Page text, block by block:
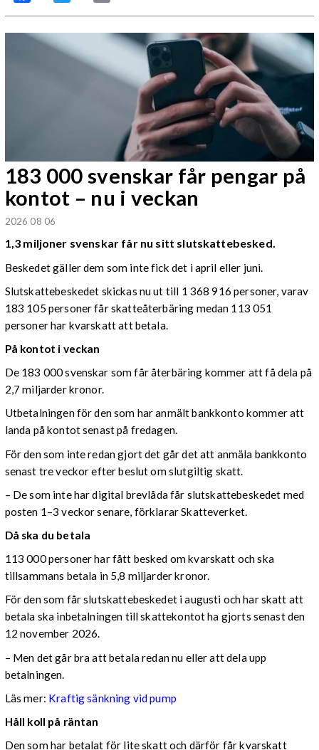
183 000 svenskar får pengar på
kontot – nu i veckan
2026 08 06
1,3 miljoner svenskar får nu sitt slutskattebesked.
Beskedet gäller dem som inte fick det i april eller juni.
Slutskattebeskedet skickas nu ut till 1 368 916 personer, varav
183 105 personer får skatteåterbäring medan 113 051
personer har kvarskatt att betala.
På kontot i veckan
De 183 000 svenskar som får återbäring kommer att få dela på
2,7 miljarder kronor.
Utbetalningen för den som har anmält bankkonto kommer att
landa på kontot senast på fredagen.
För den som inte redan gjort det går det att anmäla bankkonto
senast tre veckor efter beslut om slutgiltig skatt.
– De som inte har digital brevlåda får slutskattebeskedet med
posten 1–3 veckor senare, förklarar Skatteverket.
Då ska du betala
113 000 personer har fått besked om kvarskatt och ska
tillsammans betala in 5,8 miljarder kronor.
För den som får slutskattebeskedet i augusti och har skatt att
betala ska inbetalningen till skattekontot ha gjorts senast den
12 november 2026.
– Men det går bra att betala redan nu eller att dela upp
betalningen.
Läs mer: Kraftig sänkning vid pump
Håll koll på räntan
Den som har betalat för lite skatt och därför får kvarskatt